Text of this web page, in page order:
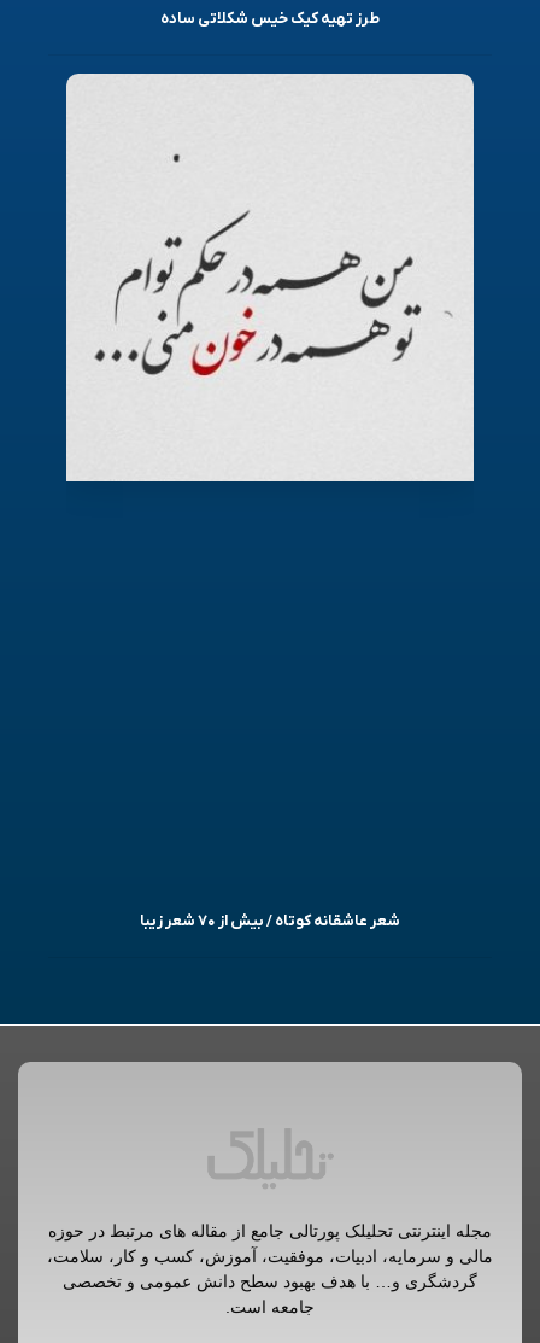
طرز تهیه کیک خیس شکلاتی ساده
شعر عاشقانه کوتاه / بیش از ۷۰ شعر زیبا
مجله اینترنتی تحلیلک پورتالی جامع از مقاله های مرتبط در حوزه
مالی و سرمایه، ادبیات، موفقیت، آموزش، کسب و کار، سلامت،
گردشگری و… با هدف بهبود سطح دانش عمومی و تخصصی
جامعه است.